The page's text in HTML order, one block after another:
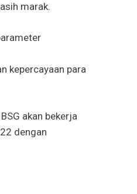
marak.
kepercayaan para
akan bekerja
dengan